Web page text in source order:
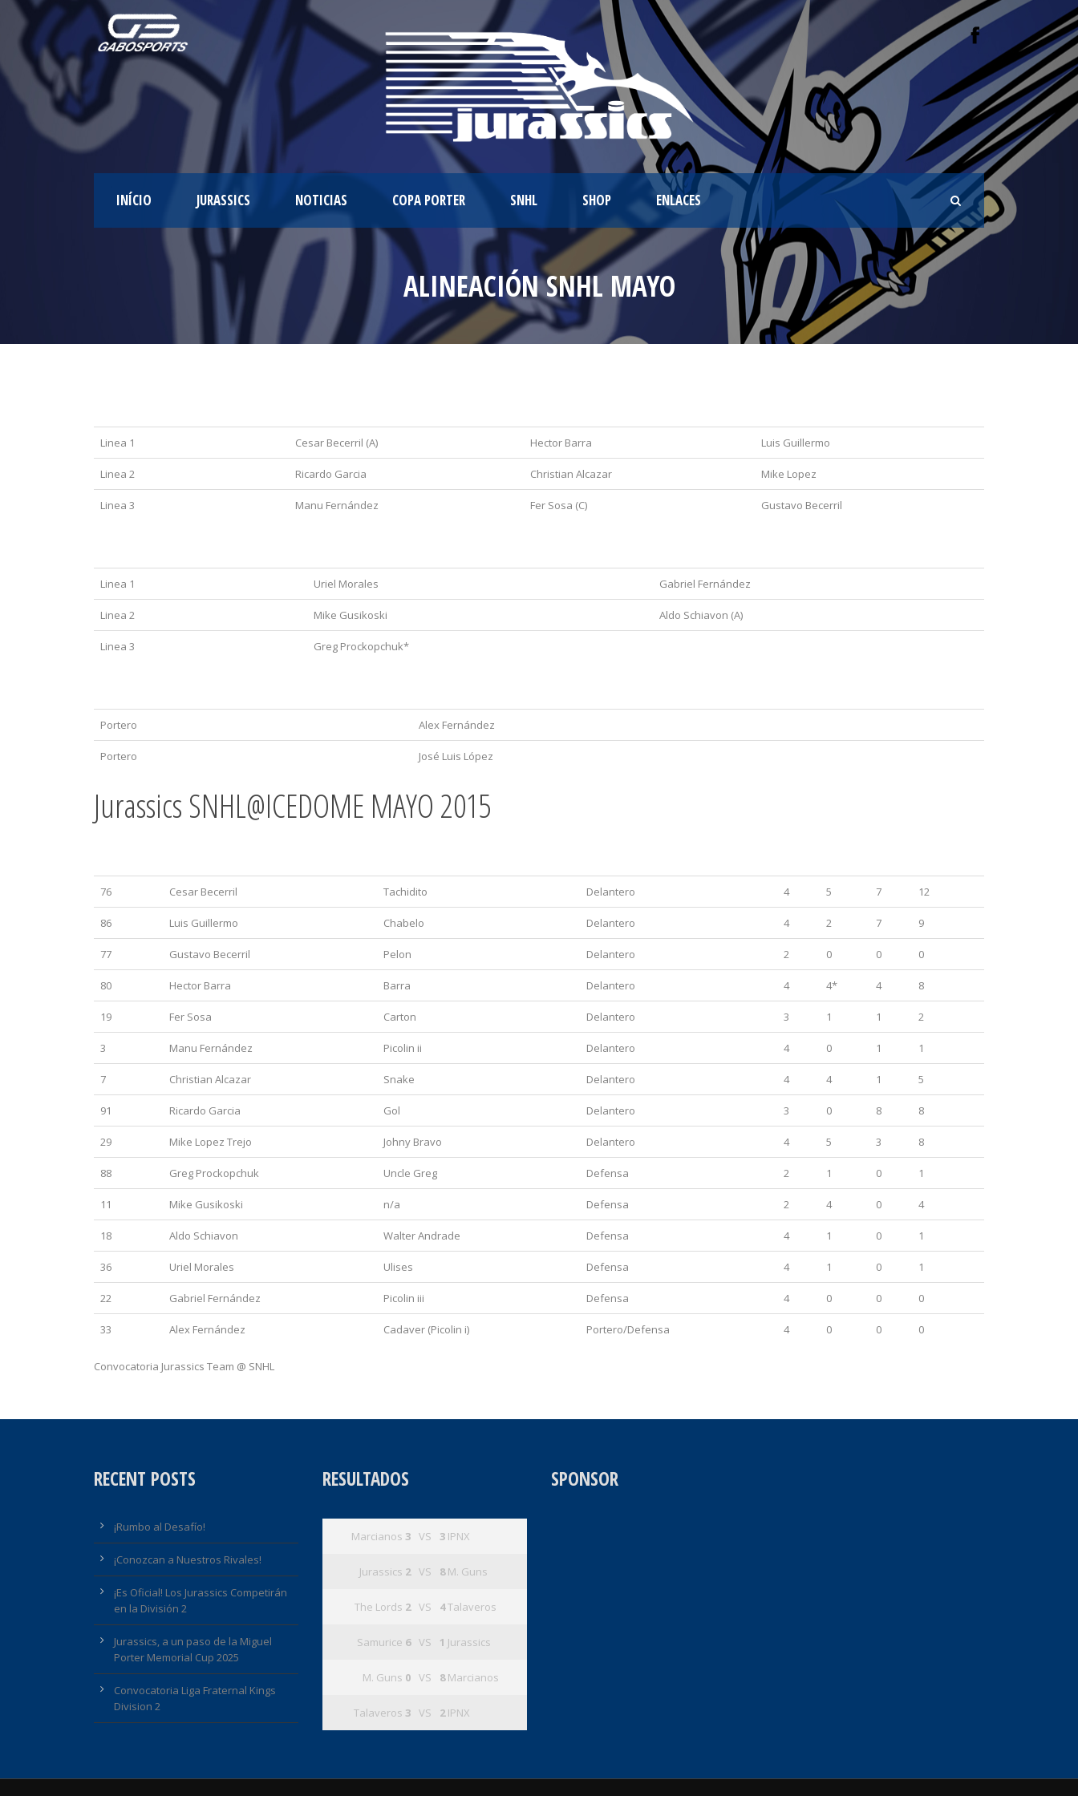
INÍCIO JURASSICS NOTICIAS COPA PORTER SNHL SHOP ENLACES
ALINEACIÓN SNHL MAYO
Linea 1 Cesar Becerril (A) Hector Barra Luis Guillermo
Linea 2 Ricardo Garcia Christian Alcazar Mike Lopez
Linea 3 Manu Fernández Fer Sosa (C) Gustavo Becerril
Linea 1 Uriel Morales Gabriel Fernández
Linea 2 Mike Gusikoski Aldo Schiavon (A)
Linea 3 Greg Prockopchuk*
Portero Alex Fernández
Portero José Luis López
Jurassics SNHL@ICEDOME MAYO 2015
76 Cesar Becerril Tachidito Delantero 4 5 7 12
86 Luis Guillermo Chabelo Delantero 4 2 7 9
77 Gustavo Becerril Pelon Delantero 2 0 0 0
80 Hector Barra Barra Delantero 4 4* 4 8
19 Fer Sosa Carton Delantero 3 1 1 2
3 Manu Fernández Picolin ii Delantero 4 0 1 1
7 Christian Alcazar Snake Delantero 4 4 1 5
91 Ricardo Garcia Gol Delantero 3 0 8 8
29 Mike Lopez Trejo Johny Bravo Delantero 4 5 3 8
88 Greg Prockopchuk Uncle Greg Defensa 2 1 0 1
11 Mike Gusikoski n/a Defensa 2 4 0 4
18 Aldo Schiavon Walter Andrade Defensa 4 1 0 1
36 Uriel Morales Ulises Defensa 4 1 0 1
22 Gabriel Fernández Picolin iii Defensa 4 0 0 0
33 Alex Fernández Cadaver (Picolin i) Portero/Defensa 4 0 0 0
Convocatoria Jurassics Team @ SNHL
RECENT POSTS
¡Rumbo al Desafío!
¡Conozcan a Nuestros Rivales!
¡Es Oficial! Los Jurassics Competirán
en la División 2
Jurassics, a un paso de la Miguel
Porter Memorial Cup 2025
Convocatoria Liga Fraternal Kings
Division 2
RESULTADOS
Marcianos 3 VS 3 IPNX
Jurassics 2 VS 8M. Guns
The Lords 2 VS 4Talaveros
Samurice 6 VS 1 Jurassics
M. Guns 0 VS 8Marcianos
Talaveros 3 VS 2IPNX
SPONSOR